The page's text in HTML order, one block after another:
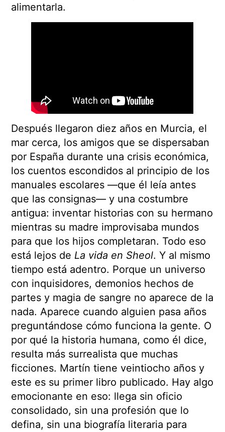
alimentarla.
Después llegaron diez años en Murcia, el
mar cerca, los amigos que se dispersaban
por España durante una crisis económica,
los cuentos escondidos al principio de los
manuales escolares —que él leía antes
que las consignas— y una costumbre
antigua: inventar historias con su hermano
mientras su madre improvisaba mundos
para que los hijos completaran. Todo eso
está lejos de La vida en Sheol. Y al mismo
tiempo está adentro. Porque un universo
con inquisidores, demonios hechos de
partes y magia de sangre no aparece de la
nada. Aparece cuando alguien pasa años
preguntándose cómo funciona la gente. O
por qué la historia humana, como él dice,
resulta más surrealista que muchas
ficciones. Martín tiene veintiocho años y
este es su primer libro publicado. Hay algo
emocionante en eso: llega sin oficio
consolidado, sin una profesión que lo
defina, sin una biografía literaria para